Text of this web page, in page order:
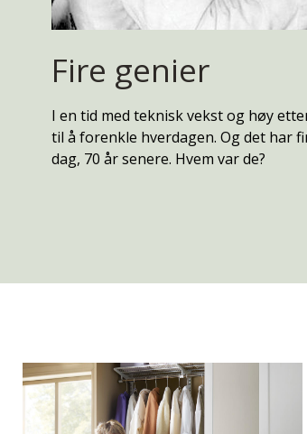
Fire genier
I en tid med teknisk vekst og høy
til å forenkle hverdagen. Og det har
dag, 70 år senere. Hvem var de?